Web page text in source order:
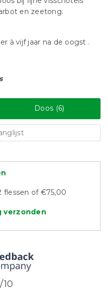
en zeetong.
à vijf jaar na de oogst .
Doos (6)
flessen of €75,00
verzonden
10